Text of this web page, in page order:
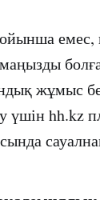
жұмыс
үшін hh.kz